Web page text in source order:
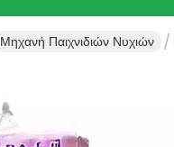
Μηχανή Παιχνιδιών Νυχιών